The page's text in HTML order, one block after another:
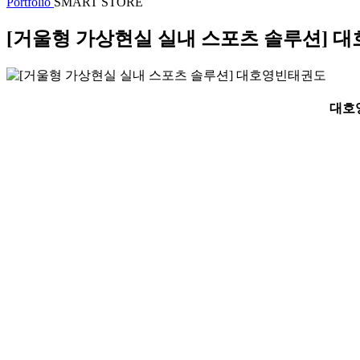
[거울형 가상현실 실내 스포츠 솔루션] 대
대호